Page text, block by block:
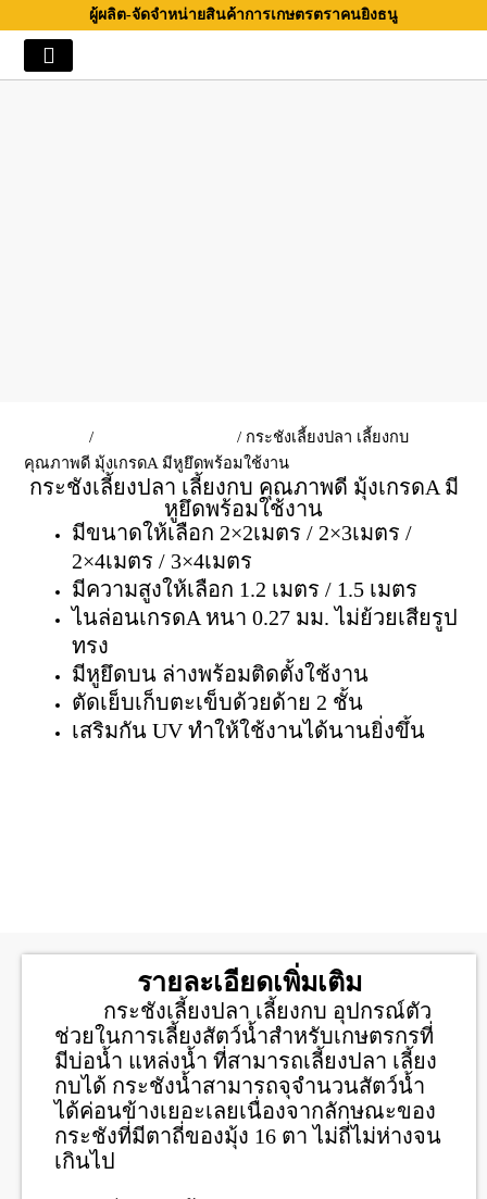
content
ผู้ผลิต-จัดจำหน่ายสินค้าการเกษตรตราคนยิงธนู
/
/ กระชังเลี้ยงปลา เลี้ยงกบ
คุณภาพดี มุ้งเกรดA มีหูยึดพร้อมใช้งาน
กระชังเลี้ยงปลา เลี้ยงกบ คุณภาพดี มุ้งเกรดA มี
หูยึดพร้อมใช้งาน
มีขนาดให้เลือก 2×2เมตร / 2×3เมตร /
2×4เมตร / 3×4เมตร
มีความสูงให้เลือก 1.2 เมตร / 1.5 เมตร
ไนล่อนเกรดA หนา 0.27 มม. ไม่ย้วยเสียรูป
ทรง
มีหูยึดบน ล่างพร้อมติดตั้งใช้งาน
ตัดเย็บเก็บตะเข็บด้วยด้าย 2 ชั้น
เสริมกัน UV ทำให้ใช้งานได้นานยิ่งขึ้น
รายละเอียดเพิ่มเติม
กระชังเลี้ยงปลา เลี้ยงกบ อุปกรณ์ตัว
ช่วยในการเลี้ยงสัตว์น้ำสำหรับเกษตรกรที่
มีบ่อน้ำ แหล่งน้ำ ที่สามารถเลี้ยงปลา เลี้ยง
กบได้ กระชังน้ำสามารถจุจำนวนสัตว์น้ำ
ได้ค่อนข้างเยอะเลยเนื่องจากลักษณะของ
กระชังที่มีตาถี่ของมุ้ง 16 ตา ไม่ถี่ไม่ห่างจน
เกินไป